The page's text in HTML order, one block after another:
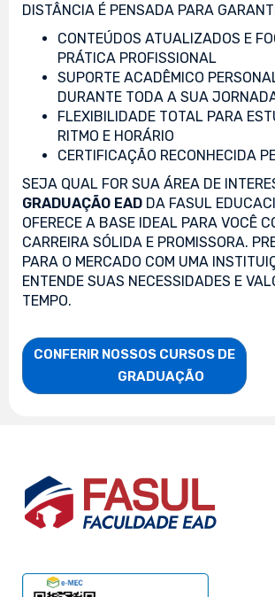
DISTÂNCIA É PENSADA PARA
CONTEÚDOS ATUALIZADOS E
PRÁTICA PROFISSIONAL
SUPORTE ACADÊMICO
DURANTE TODA A SUA
FLEXIBILIDADE TOTAL PARA
RITMO E HORÁRIO
CERTIFICAÇÃO RECONHECIDA
SEJA QUAL FOR SUA ÁREA DE
GRADUAÇÃO EAD DA FASUL
OFERECE A BASE IDEAL PARA VOCÊ
CARREIRA SÓLIDA E PROMISSORA.
PARA O MERCADO COM UMA
ENTENDE SUAS NECESSIDADES E
TEMPO.
CONFERIR NOSSOS CURSOS DE
                    GRADUAÇÃO